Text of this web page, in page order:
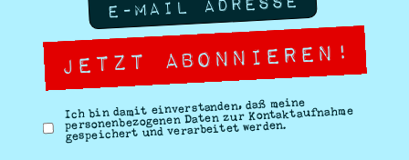
Ich bin damit einverstanden, daß meine
personenbezogenen Daten zur Kontaktaufnahme
gespeichert und verarbeitet werden.